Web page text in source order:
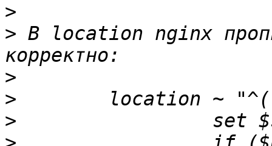
>
> В location nginx
>
>
>